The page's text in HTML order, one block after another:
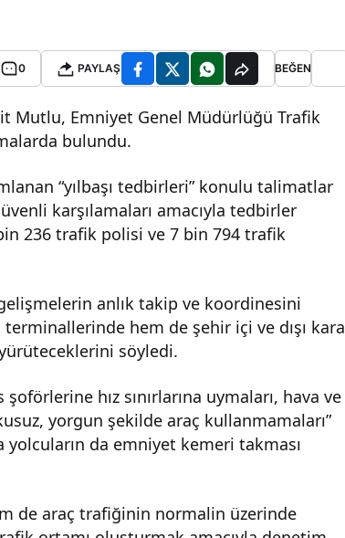
0 PAYLAŞ BEĞEN
Mutlu, Emniyet Genel Müdürlüğü Trafik
bulundu.
“yılbaşı tedbirleri” konulu talimatlar
karşılamaları amacıyla tedbirler
236 trafik polisi ve 7 bin 794 trafik
anlık takip ve koordinesini
hem de şehir içi ve dışı kara
söyledi.
hız sınırlarına uymaları, hava ve
yorgun şekilde araç kullanmamaları”
yolcuların da emniyet kemeri takması
de araç trafiğinin normalin üzerinde